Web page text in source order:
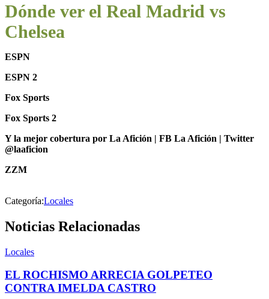
Dónde ver el Real Madrid vs
Chelsea
ESPN
ESPN 2
Fox Sports
Fox Sports 2
Y la mejor cobertura por La Afición | FB La Afición | Twitter
@laaficion
ZZM
Categoría:Locales
Noticias Relacionadas
Locales
EL ROCHISMO ARRECIA GOLPETEO
CONTRA IMELDA CASTRO